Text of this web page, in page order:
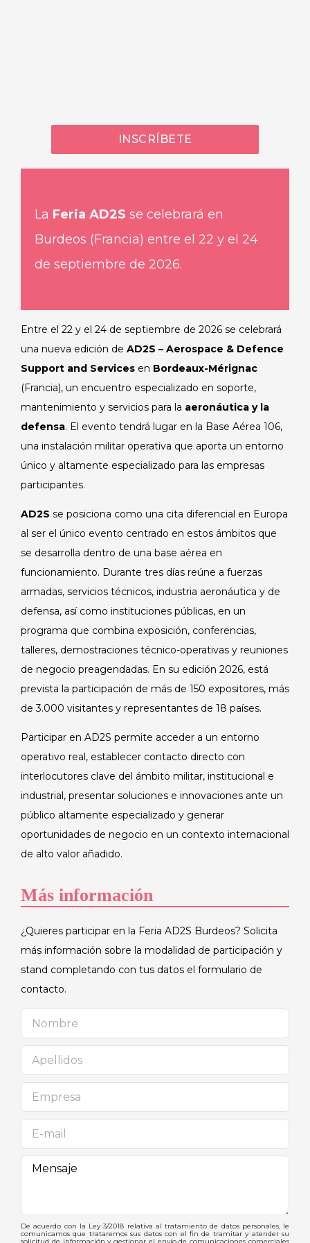
INSCRÍBETE
La Feria AD2S se celebrará en
Burdeos (Francia) entre el 22 y el 24
de septiembre de 2026.
Entre el 22 y el 24 de septiembre de 2026 se celebrará
una nueva edición de AD2S – Aerospace & Defence
Support and Services en Bordeaux-Mérignac
(Francia), un encuentro especializado en soporte,
mantenimiento y servicios para la aeronáutica y la
defensa. El evento tendrá lugar en la Base Aérea 106,
una instalación militar operativa que aporta un entorno
único y altamente especializado para las empresas
participantes.
AD2S se posiciona como una cita diferencial en Europa
al ser el único evento centrado en estos ámbitos que
se desarrolla dentro de una base aérea en
funcionamiento. Durante tres días reúne a fuerzas
armadas, servicios técnicos, industria aeronáutica y de
defensa, así como instituciones públicas, en un
programa que combina exposición, conferencias,
talleres, demostraciones técnico-operativas y reuniones
de negocio preagendadas. En su edición 2026, está
prevista la participación de más de 150 expositores, más
de 3.000 visitantes y representantes de 18 países.
Participar en AD2S permite acceder a un entorno
operativo real, establecer contacto directo con
interlocutores clave del ámbito militar, institucional e
industrial, presentar soluciones e innovaciones ante un
público altamente especializado y generar
oportunidades de negocio en un contexto internacional
de alto valor añadido.
Más información
¿Quieres participar en la Feria AD2S Burdeos? Solicita
más información sobre la modalidad de participación y
stand completando con tus datos el formulario de
contacto.
De acuerdo con la Ley 3/2018 relativa al tratamiento de datos personales, le
comunicamos que trataremos sus datos con el fin de tramitar y atender su